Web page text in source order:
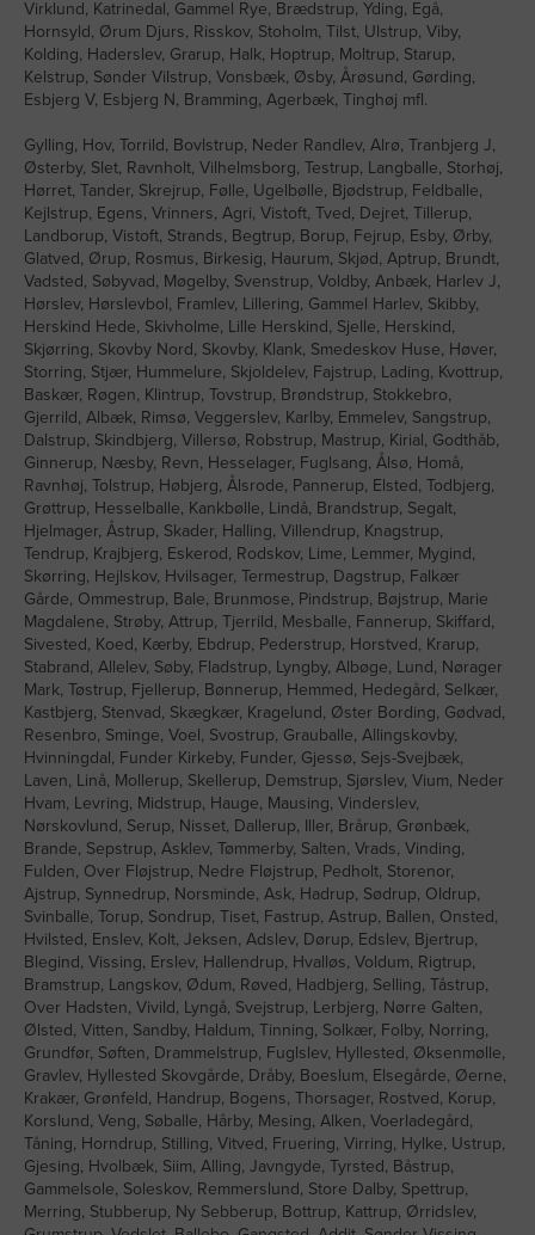
Virklund, Katrinedal, Gammel Rye, Brædstrup, Yding, Egå,
Hornsyld, Ørum Djurs, Risskov, Stoholm, Tilst, Ulstrup, Viby,
Kolding, Haderslev, Grarup, Halk, Hoptrup, Moltrup, Starup,
Kelstrup, Sønder Vilstrup, Vonsbæk, Øsby, Årøsund, Gørding,
Esbjerg V, Esbjerg N, Bramming, Agerbæk, Tinghøj mfl.
Gylling, Hov, Torrild, Bovlstrup, Neder Randlev, Alrø, Tranbjerg J,
Østerby, Slet, Ravnholt, Vilhelmsborg, Testrup, Langballe, Storhøj,
Hørret, Tander, Skrejrup, Følle, Ugelbølle, Bjødstrup, Feldballe,
Kejlstrup, Egens, Vrinners, Agri, Vistoft, Tved, Dejret, Tillerup,
Landborup, Vistoft, Strands, Begtrup, Borup, Fejrup, Esby, Ørby,
Glatved, Ørup, Rosmus, Birkesig, Haurum, Skjød, Aptrup, Brundt,
Vadsted, Søbyvad, Møgelby, Svenstrup, Voldby, Anbæk, Harlev J,
Hørslev, Hørslevbol, Framlev, Lillering, Gammel Harlev, Skibby,
Herskind Hede, Skivholme, Lille Herskind, Sjelle, Herskind,
Skjørring, Skovby Nord, Skovby, Klank, Smedeskov Huse, Høver,
Storring, Stjær, Hummelure, Skjoldelev, Fajstrup, Lading, Kvottrup,
Baskær, Røgen, Klintrup, Tovstrup, Brøndstrup, Stokkebro,
Gjerrild, Albæk, Rimsø, Veggerslev, Karlby, Emmelev, Sangstrup,
Dalstrup, Skindbjerg, Villersø, Robstrup, Mastrup, Kirial, Godthåb,
Ginnerup, Næsby, Revn, Hesselager, Fuglsang, Ålsø, Homå,
Ravnhøj, Tolstrup, Høbjerg, Ålsrode, Pannerup, Elsted, Todbjerg,
Grøttrup, Hesselballe, Kankbølle, Lindå, Brandstrup, Segalt,
Hjelmager, Åstrup, Skader, Halling, Villendrup, Knagstrup,
Tendrup, Krajbjerg, Eskerod, Rodskov, Lime, Lemmer, Mygind,
Skørring, Hejlskov, Hvilsager, Termestrup, Dagstrup, Falkær
Gårde, Ommestrup, Bale, Brunmose, Pindstrup, Bøjstrup, Marie
Magdalene, Strøby, Attrup, Tjerrild, Mesballe, Fannerup, Skiffard,
Sivested, Koed, Kærby, Ebdrup, Pederstrup, Horstved, Krarup,
Stabrand, Allelev, Søby, Fladstrup, Lyngby, Albøge, Lund, Nørager
Mark, Tøstrup, Fjellerup, Bønnerup, Hemmed, Hedegård, Selkær,
Kastbjerg, Stenvad, Skægkær, Kragelund, Øster Bording, Gødvad,
Resenbro, Sminge, Voel, Svostrup, Grauballe, Allingskovby,
Hvinningdal, Funder Kirkeby, Funder, Gjessø, Sejs-Svejbæk,
Laven, Linå, Mollerup, Skellerup, Demstrup, Sjørslev, Vium, Neder
Hvam, Levring, Midstrup, Hauge, Mausing, Vinderslev,
Nørskovlund, Serup, Nisset, Dallerup, Iller, Brårup, Grønbæk,
Brande, Sepstrup, Asklev, Tømmerby, Salten, Vrads, Vinding,
Fulden, Over Fløjstrup, Nedre Fløjstrup, Pedholt, Storenor,
Ajstrup, Synnedrup, Norsminde, Ask, Hadrup, Sødrup, Oldrup,
Svinballe, Torup, Sondrup, Tiset, Fastrup, Astrup, Ballen, Onsted,
Hvilsted, Enslev, Kolt, Jeksen, Adslev, Dørup, Edslev, Bjertrup,
Blegind, Vissing, Erslev, Hallendrup, Hvalløs, Voldum, Rigtrup,
Bramstrup, Langskov, Ødum, Røved, Hadbjerg, Selling, Tåstrup,
Over Hadsten, Vivild, Lyngå, Svejstrup, Lerbjerg, Nørre Galten,
Ølsted, Vitten, Sandby, Haldum, Tinning, Solkær, Folby, Norring,
Grundfør, Søften, Drammelstrup, Fuglslev, Hyllested, Øksenmølle,
Gravlev, Hyllested Skovgårde, Dråby, Boeslum, Elsegårde, Øerne,
Krakær, Grønfeld, Handrup, Bogens, Thorsager, Rostved, Korup,
Korslund, Veng, Søballe, Hårby, Mesing, Alken, Voerladegård,
Tåning, Horndrup, Stilling, Vitved, Fruering, Virring, Hylke, Ustrup,
Gjesing, Hvolbæk, Siim, Alling, Javngyde, Tyrsted, Båstrup,
Gammelsole, Soleskov, Remmerslund, Store Dalby, Spettrup,
Merring, Stubberup, Ny Sebberup, Bottrup, Kattrup, Ørridslev,